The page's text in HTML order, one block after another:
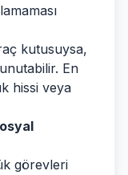
kutusuysa,
En
hissi veya
görevleri